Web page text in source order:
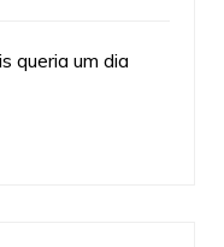
queria um dia